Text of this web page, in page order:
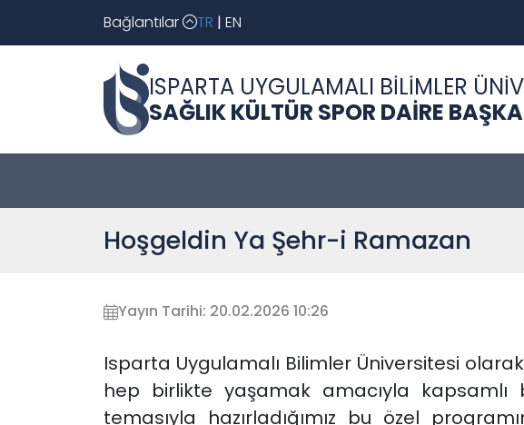
Bağlantılar TR | EN
ISPARTA UYGULAMALI BİLİMLER
SAĞLIK KÜLTÜR SPOR DAİRE
Hoşgeldin Ya Şehr-i Ramazan
Yayın Tarihi: 20.02.2026 10:26
Isparta Uygulamalı Bilimler Üniversitesi
hep birlikte yaşamak amacıyla kapsamlı
temasıyla hazırladığımız bu özel